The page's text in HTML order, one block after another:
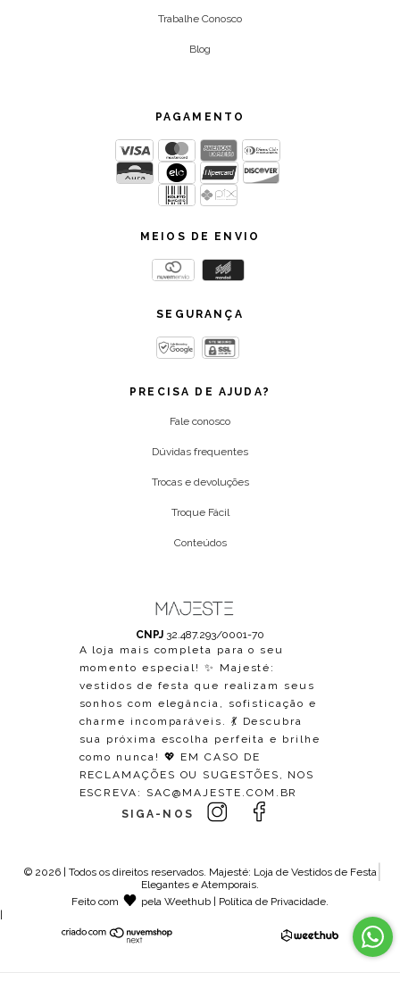
Trabalhe Conosco
Blog
PAGAMENTO
MEIOS DE ENVIO
SEGURANÇA
PRECISA DE AJUDA?
Fale conosco
Dúvidas frequentes
Trocas e devoluções
Troque Fácil
Conteúdos
CNPJ 32.487.293/0001-70
A loja mais completa para o seu
momento especial! ✨ Majesté:
vestidos de festa que realizam seus
sonhos com elegância, sofisticação e
charme incomparáveis. 💃 Descubra
sua próxima escolha perfeita e brilhe
como nunca! 💖 EM CASO DE
RECLAMAÇÕES OU SUGESTÕES, NOS
ESCREVA: SAC@MAJESTE.COM.BR
SIGA-NOS
© 2026 | Todos os direitos reservados. Majesté: Loja de Vestidos de Festa
Elegantes e Atemporais.
Feito com
pelaWeethub Política de Privacidade.
|